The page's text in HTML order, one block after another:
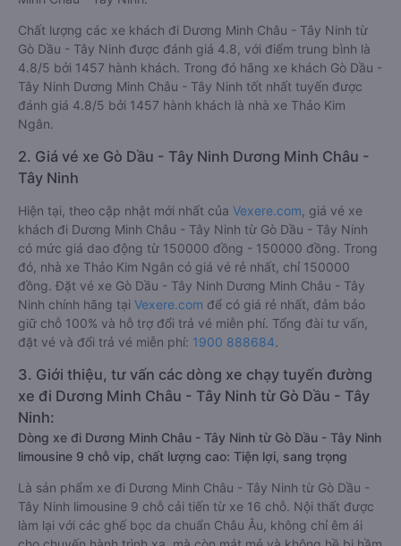
Chất lượng các xe khách đi Dương Minh Châu - Tây Ninh từ
Gò Dầu - Tây Ninh được đánh giá 4.8, với điểm trung bình là
4.8/5 bởi 1457 hành khách. Trong đó hãng xe khách Gò Dầu -
Tây Ninh Dương Minh Châu - Tây Ninh tốt nhất tuyến được
đánh giá 4.8/5 bởi 1457 hành khách là nhà xe Thảo Kim
Ngân.
2. Giá vé xe Gò Dầu - Tây Ninh Dương Minh Châu -
Tây Ninh
Hiện tại, theo cập nhật mới nhất của Vexere.com , giá vé xe
khách đi Dương Minh Châu - Tây Ninh từ Gò Dầu - Tây Ninh
có mức giá dao động từ 150000 đồng - 150000 đồng. Trong
đó, nhà xe Thảo Kim Ngân có giá vé rẻ nhất, chỉ 150000
đồng. Đặt vé xe Gò Dầu - Tây Ninh Dương Minh Châu - Tây
Ninh chính hãng tại Vexere.com để có giá rẻ nhất, đảm bảo
giữ chỗ 100% và hỗ trợ đổi trả vé miễn phí. Tổng đài tư vấn,
đặt vé và đổi trả vé miễn phí: 1900 888684.
3. Giới thiệu, tư vấn các dòng xe chạy tuyến đường
xe đi Dương Minh Châu - Tây Ninh từ Gò Dầu - Tây
Ninh:
Dòng xe đi Dương Minh Châu - Tây Ninh từ Gò Dầu - Tây Ninh
limousine 9 chỗ vip, chất lượng cao: Tiện lợi, sang trọng
Là sản phẩm xe đi Dương Minh Châu - Tây Ninh từ Gò Dầu -
Tây Ninh limousine 9 chỗ cải tiến từ xe 16 chỗ. Nội thất được
làm lại với các ghế bọc da chuẩn Châu Âu, không chỉ êm ái